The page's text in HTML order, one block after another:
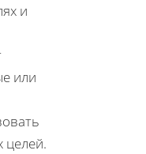
и
или
целей.